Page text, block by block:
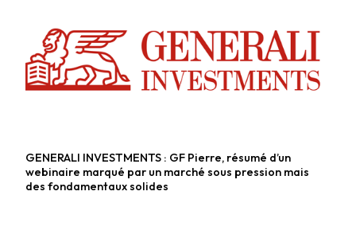
Fonds alternatifs
GENERALI INVESTMENTS : GF Pierre, résumé d’un
webinaire marqué par un marché sous pression mais
des fondamentaux solides